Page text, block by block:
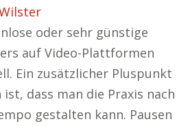
oder sehr günstige
auf Video-Plattformen
Ein zusätzlicher Pluspunkt
dass man die Praxis nach
gestalten kann. Pausen